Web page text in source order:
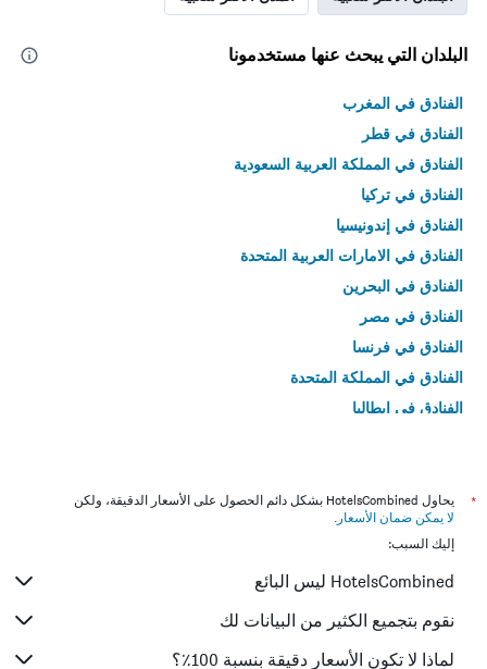
البلدان التي يبحث عنها مستخدمونا
الفنادق في المغرب
الفنادق في قطر
الفنادق في المملكة العربية السعودية
الفنادق في تركيا
الفنادق في إندونيسيا
الفنادق في الامارات العربية المتحدة
الفنادق في البحرين
الفنادق في مصر
الفنادق في فرنسا
الفنادق في المملكة المتحدة
الفنادق في إيطاليا
*
يحاول HotelsCombined بشكل دائم الحصول على الأسعار الدقيقة، ولكن
لا يمكن ضمان الأسعار .
إليك السبب:
HotelsCombined ليس البائع
نقوم بتجميع الكثير من البيانات لك
لماذا لا تكون الأسعار دقيقة بنسبة 100٪؟